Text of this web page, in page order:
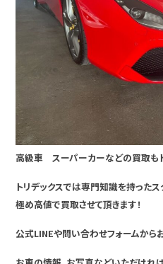
高級車 スーパーカーなどの買取もト
トリデックスでは専門知識を持った
極め高値で買取させて頂きます！
公式LINEや問い合わせフォームから